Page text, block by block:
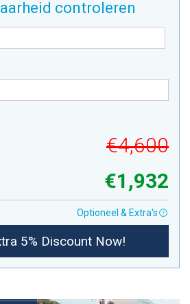
controleren
€4,600
€1,932
Optioneel & Extra's
5% Discount Now!